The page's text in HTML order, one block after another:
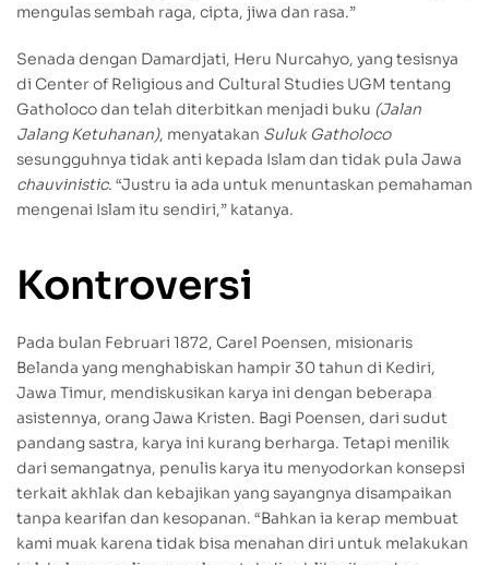
mengulas sembah raga, cipta, jiwa dan rasa.”
Senada dengan Damardjati, Heru Nurcahyo, yang tesisnya
di Center of Religious and Cultural Studies UGM tentang
Gatholoco dan telah diterbitkan menjadi buku (Jalan
Jalang Ketuhanan), menyatakan Suluk Gatholoco
sesungguhnya tidak anti kepada Islam dan tidak pula Jawa
chauvinistic. “Justru ia ada untuk menuntaskan pemahaman
mengenai Islam itu sendiri,” katanya.
Kontroversi
Pada bulan Februari 1872, Carel Poensen, misionaris
Belanda yang menghabiskan hampir 30 tahun di Kediri,
Jawa Timur, mendiskusikan karya ini dengan beberapa
asistennya, orang Jawa Kristen. Bagi Poensen, dari sudut
pandang sastra, karya ini kurang berharga. Tetapi menilik
dari semangatnya, penulis karya itu menyodorkan konsepsi
terkait akhlak dan kebajikan yang sayangnya disampaikan
tanpa kearifan dan kesopanan. “Bahkan ia kerap membuat
kami muak karena tidak bisa menahan diri untuk melakukan